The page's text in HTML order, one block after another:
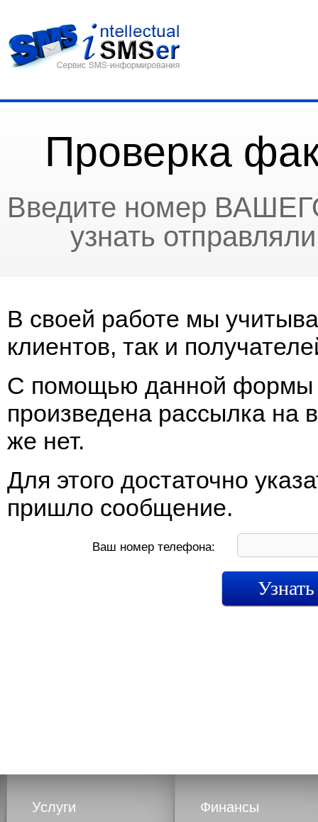
Проверка
Введите номер
узнать
В своей работе мы
клиентов, так и
С помощью данной формы
произведена рассылка на
же нет.
Для этого достаточно
пришло сообщение.
Ваш номер телефона:
Услуги Финансы